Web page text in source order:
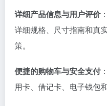
详细产品信息与用户评价
详细规格、尺寸指南和真
策。
便捷的购物车与安全支付
用卡、借记卡、电子钱包